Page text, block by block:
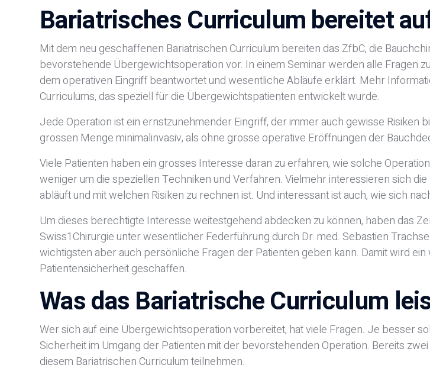
Bariatrisches Curriculum bereitet
Mit dem neu geschaffenen Bariatrischen Curriculum bereiten das ZfbC, die
bevorstehende Übergewichtsoperation vor. In einem Seminar werden alle Fragen
dem operativen Eingriff beantwortet und wesentliche Abläufe erklärt. Mehr
Curriculums, das speziell für die Übergewichtspatienten entwickelt wurde.
Jede Operation ist ein ernstzunehmender Eingriff, der immer auch gewisse Risiken
grossen Menge minimalinvasiv, als ohne grosse operative Eröffnungen der
Viele Patienten haben ein grosses Interesse daran zu erfahren, wie solche
weniger um die speziellen Techniken und Verfahren. Vielmehr interessieren sich
abläuft und mit welchen Risiken zu rechnen ist. Und interessant ist auch, wie sich
Um dieses berechtigte Interesse weitestgehend abdecken zu können, haben das
Swiss1Chirurgie unter wesentlicher Federführung durch Dr. med. Sebastien
wichtigsten aber auch persönliche Fragen der Patienten geben kann. Damit wird
Patientensicherheit geschaffen.
Was das Bariatrische Curriculum
Wer sich auf eine Übergewichtsoperation vorbereitet, hat viele Fragen. Je besser
Sicherheit im Umgang der Patienten mit der bevorstehenden Operation. Bereits
diesem Bariatrischen Curriculum teilnehmen.